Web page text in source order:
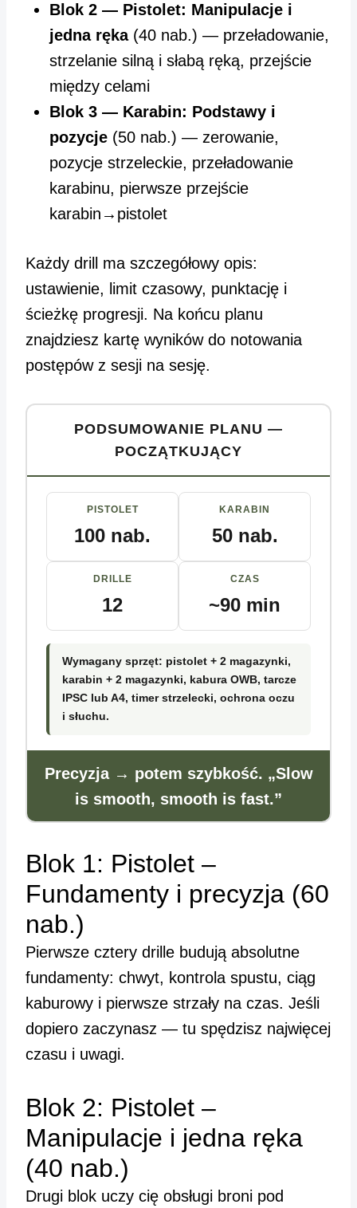
Blok 2 — Pistolet: Manipulacje i
jedna ręka(40 nab.) — przeładowanie,
strzelanie silną i słabą ręką, przejście
między celami
Blok 3 — Karabin: Podstawy i
pozycje (50 nab.) — zerowanie,
pozycje strzeleckie, przeładowanie
karabinu, pierwsze przejście
karabin→pistolet
Każdy drill ma szczegółowy opis:
ustawienie, limit czasowy, punktację i
ścieżkę progresji. Na końcu planu
znajdziesz kartę wyników do notowania
postępów z sesji na sesję.
PODSUMOWANIE PLANU —
POCZĄTKUJĄCY
PISTOLET
100 nab.
KARABIN
50 nab.
DRILLE
12
CZAS
~90 min
Wymagany sprzęt: pistolet + 2 magazynki,
karabin + 2 magazynki, kabura OWB, tarcze
IPSC lub A4, timer strzelecki, ochrona oczu
i słuchu.
Precyzja → potem szybkość. „Slow
is smooth, smooth is fast.”
Blok 1: Pistolet –
Fundamenty i precyzja (60
nab.)
Pierwsze cztery drille budują absolutne
fundamenty: chwyt, kontrola spustu, ciąg
kaburowy i pierwsze strzały na czas. Jeśli
dopiero zaczynasz — tu spędzisz najwięcej
czasu i uwagi.
Blok 2: Pistolet –
Manipulacje i jedna ręka
(40 nab.)
Drugi blok uczy cię obsługi broni pod